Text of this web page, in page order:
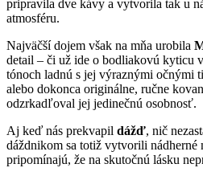
pripravila dve kávy a vytvorila tak u
atmosféru.
Najväčší dojem však na mňa urobila
detail – či už ide o bodliakovú kyticu
tónoch ladnú s jej výraznými očnými
alebo dokonca originálne, ručne
odzrkadľoval jej jedinečnú osobnosť.
Aj keď nás prekvapil dážď, nič
dáždnikom sa totiž vytvorili nádherné
pripomínajú, že na skutočnú lásku